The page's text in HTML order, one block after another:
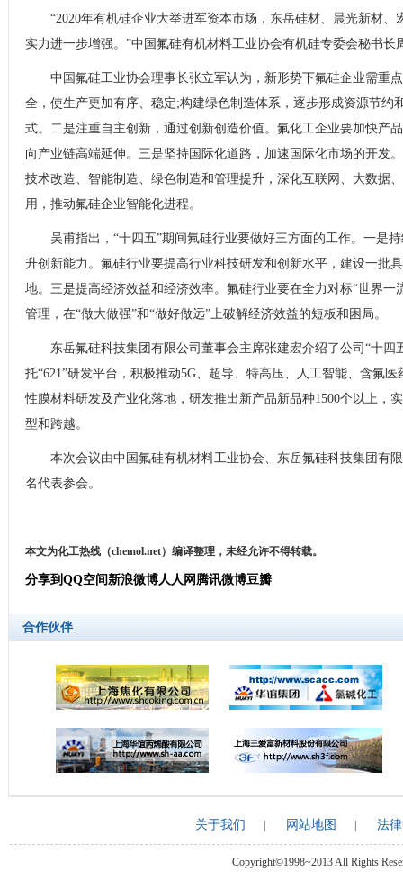
“2020年有机硅企业大举进军资本市场，东岳硅材、晨光新材
实力进一步增强。”中国氟硅有机材料工业协会有机硅专委会秘书长
中国氟硅工业协会理事长张立军认为，新形势下氟硅企业需重
全，使生产更加有序、稳定;构建绿色制造体系，逐步形成资源节约
式。二是注重自主创新，通过创新创造价值。氟化工企业要加快产
向产业链高端延伸。三是坚持国际化道路，加速国际化市场的开发
技术改造、智能制造、绿色制造和管理提升，深化互联网、大数据
用，推动氟硅企业智能化进程。
吴甫指出，“十四五”期间氟硅行业要做好三方面的工作。一是
升创新能力。氟硅行业要提高行业科技研发和创新水平，建设一批
地。三是提高经济效益和经济效率。氟硅行业要在全力对标“世界一
管理，在“做大做强”和“做好做远”上破解经济效益的短板和困局。
东岳氟硅科技集团有限公司董事会主席张建宏介绍了公司“十四
托“621”研发平台，积极推动5G、超导、特高压、人工智能、含氟
性膜材料研发及产业化落地，研发推出新产品新品种1500个以上，
型和跨越。
本次会议由中国氟硅有机材料工业协会、东岳氟硅科技集团有
名代表参会。
本文为化工热线（chemol.net）编译整理，未经允许不得转载。
分享到 QQ空间新浪微博人人网 腾讯微博豆瓣
合作伙伴
关于我们 网站地图 法
Copyright©1998~2013 All Rights